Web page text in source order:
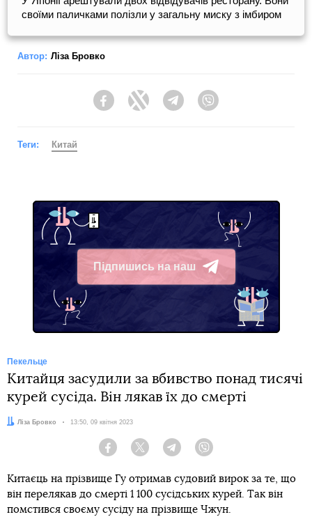
своїми паличками полізли у загальну миску з імбиром
Автор: Ліза Бровко
FacebookTwitter Telegram
Теги: Китай
Підпишись на наш
Telegram
Пекельце
Китайця засудили за вбивство понад тисячі
курей сусіда. Він лякав їх до смерті
Автор:
Ліза Бровко Дата:
13:50, 09 квітня 2023
Facebook Twitter Telegram
Китаєць на прізвище Гу отримав судовий вирок за те, що
він перелякав до смерті 1 100 сусідських курей. Так він
помстився своєму сусіду на прізвище Чжун.